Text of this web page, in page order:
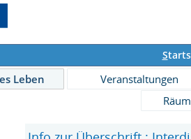
S
Leben
Veranstaltungen